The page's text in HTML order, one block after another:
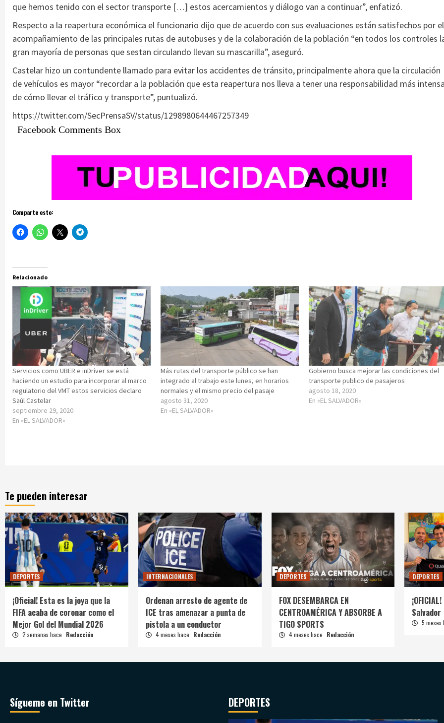
que hemos tenido con el sector transporte […] estos acercamientos y diálogo van a continuar”, enfatizó.
Respecto a la reapertura económica el funcionario dijo que de acuerdo con sus evaluaciones están satisfechos por el
acompañamiento de las principales rutas de autobuses y de la colaboración de la población “en todos los controles
gran mayoría de personas que sestan circulando llevan su mascarilla”, aseguró.
Castelar hizo un contundente llamado para evitar los accidentes de tránsito, principalmente ahora que la circulación
de vehículos es mayor “recordar a la población que esta reapertura nos lleva a tener una responsabilidad más
de cómo llevar el tráfico y transporte”, puntualizó.
https://twitter.com/SecPrensaSV/status/1298980644467257349
Facebook Comments Box
Comparte esto:
Relacionado
Servicios como UBER e inDriver se está
haciendo un estudio para incorporar al marco
regulatorio del VMT estos servicios declaro
Saúl Castelar
septiembre 29, 2020
En «EL SALVADOR»
Más rutas del transporte público se han
integrado al trabajo este lunes, en horarios
normales y el mismo precio del pasaje
agosto 31, 2020
En «EL SALVADOR»
Gobierno busca mejorar las condiciones del
transporte publico de pasajeros
agosto 18, 2020
En «EL SALVADOR»
Te pueden interesar
DEPORTES
¡Oficial! Esta es la joya que la
FIFA acaba de coronar como el
Mejor Gol del Mundial 2026
2 semanas hace Redacción
INTERNACIONALES
Ordenan arresto de agente de
ICE tras amenazar a punta de
pistola a un conductor
4 meses hace Redacción
DEPORTES
FOX DESEMBARCA EN
CENTROAMÉRICA Y ABSORBE A
TIGO SPORTS
4 meses hace Redacción
DEPORTES
Salvador
5
Sígueme en Twitter DEPORTES